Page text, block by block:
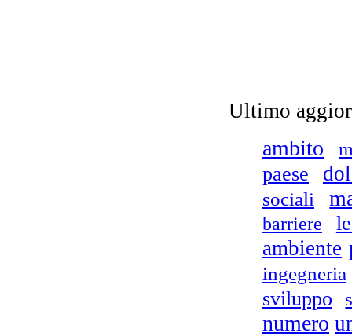
Ultimo
ambito
paese
sociali
barriere
ambiente
ingegneria
sviluppo
numero